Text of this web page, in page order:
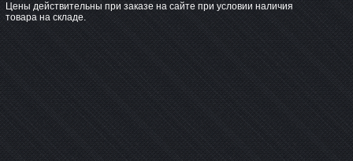
Цены действительны при заказе на сайте при условии наличия
товара на складе.